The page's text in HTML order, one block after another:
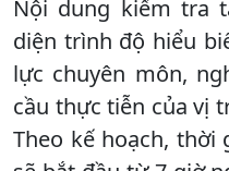
Nội dung kiểm tra
diện trình độ hiểu
lực chuyên môn,
cầu thực tiễn của vị
Theo kế hoạch, thời